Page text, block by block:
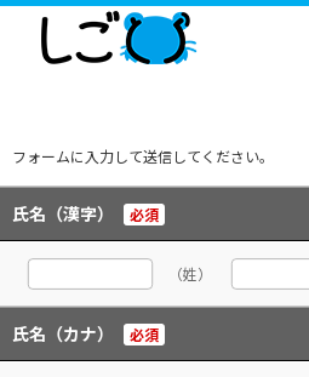
フォームに入力して送信してください。
氏名（漢字） 必須
（姓）
氏名（カナ） 必須